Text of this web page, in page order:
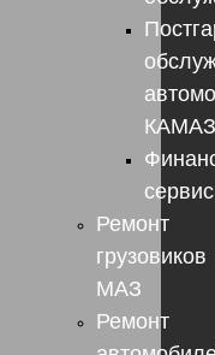
КАМАЗ
сервис
Ремонт
грузовиков
МАЗ
Ремонт